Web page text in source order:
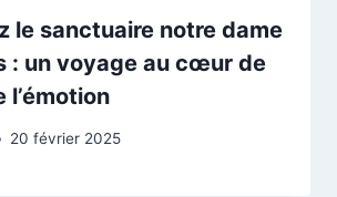
le sanctuaire notre dame
: un voyage au cœur de
l’émotion
20 février 2025